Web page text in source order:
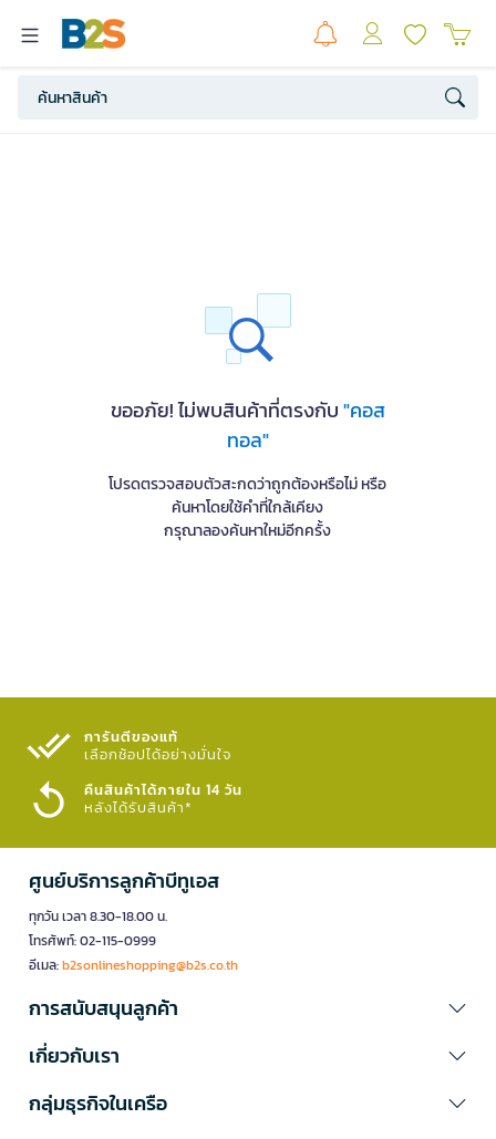
ขออภัย! ไม่พบสินค้าที่ตรงกับ"คอส
ทอล"
โปรดตรวจสอบตัวสะกดว่าถูกต้องหรือไม่ หรือ
ค้นหาโดยใช้คำที่ใกล้เคียง
กรุณาลองค้นหาใหม่อีกครั้ง
การันตีของแท้
เลือกช้อปได้อย่างมั่นใจ​
คืนสินค้าได้ภายใน 14 วัน
หลังได้รับสินค้า*
ศูนย์บริการลูกค้าบีทูเอส
ทุกวัน เวลา 8.30-18.00 น.
โทรศัพท์: 02-115-0999
อีเมล:b2sonlineshopping@b2s.co.th
การสนับสนุนลูกค้า
เกี่ยวกับเรา
กลุ่มธุรกิจในเครือ